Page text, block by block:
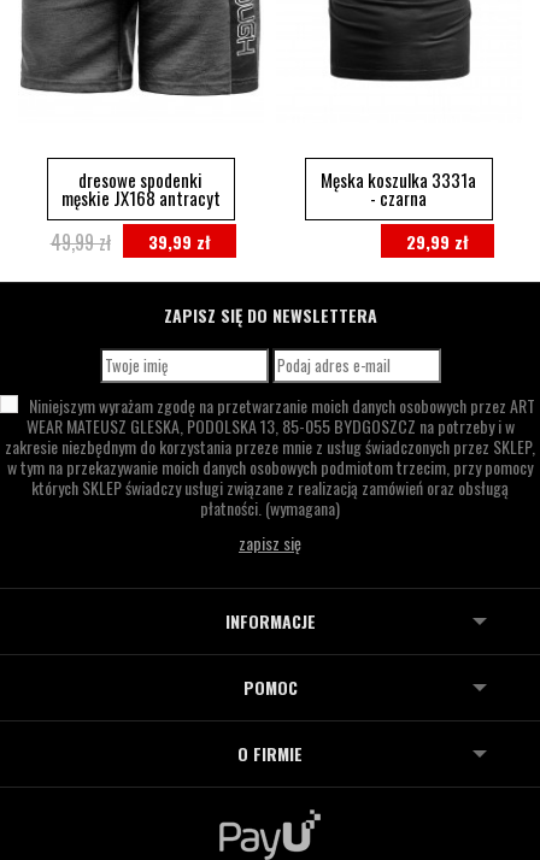
dresowe spodenki
męskie JX168 antracyt
39,99 zł
49,99 zł
Męska koszulka 3331a
- czarna
29,99 zł
ZAPISZ SIĘ DO NEWSLETTERA
Niniejszym wyrażam zgodę na przetwarzanie moich danych osobowych przezART
WEAR MATEUSZ GLESKA,PODOLSKA 13,85-055 BYDGOSZCZ na potrzeby i w
zakresie niezbędnym do korzystania przeze mnie z usług świadczonych przez SKLEP,
w tym na przekazywanie moich danych osobowych podmiotom trzecim, przy pomocy
których SKLEP świadczy usługi związane z realizacją zamówień oraz obsługą
płatności.(wymagana)
INFORMACJE
POMOC
O FIRMIE